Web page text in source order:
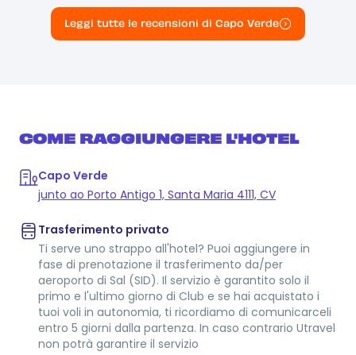
Leggi tutte le recensioni di Capo Verde
COME RAGGIUNGERE L'HOTEL
Capo Verde
junto ao Porto Antigo 1, Santa Maria 4111, CV
Trasferimento privato
Ti serve uno strappo all'hotel? Puoi aggiungere in
fase di prenotazione il trasferimento da/per
aeroporto di Sal (SID). Il servizio è garantito solo il
primo e l'ultimo giorno di Club e se hai acquistato i
tuoi voli in autonomia, ti ricordiamo di comunicarceli
entro 5 giorni dalla partenza. In caso contrario Utravel
non potrà garantire il servizio